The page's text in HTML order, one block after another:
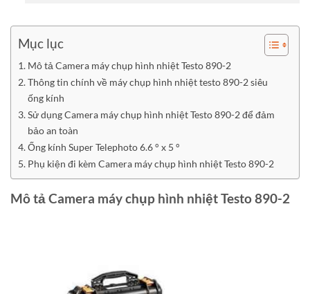
Mục lục
Mô tả Camera máy chụp hình nhiệt Testo 890-2
Thông tin chính về máy chụp hình nhiệt testo 890-2 siêu
ống kính
Sử dụng Camera máy chụp hình nhiệt Testo 890-2 để đảm
bảo an toàn
Ống kính Super Telephoto 6.6 ° x 5 °
Phụ kiện đi kèm Camera máy chụp hình nhiệt Testo 890-2
Mô tả Camera máy chụp hình nhiệt Testo 890-2